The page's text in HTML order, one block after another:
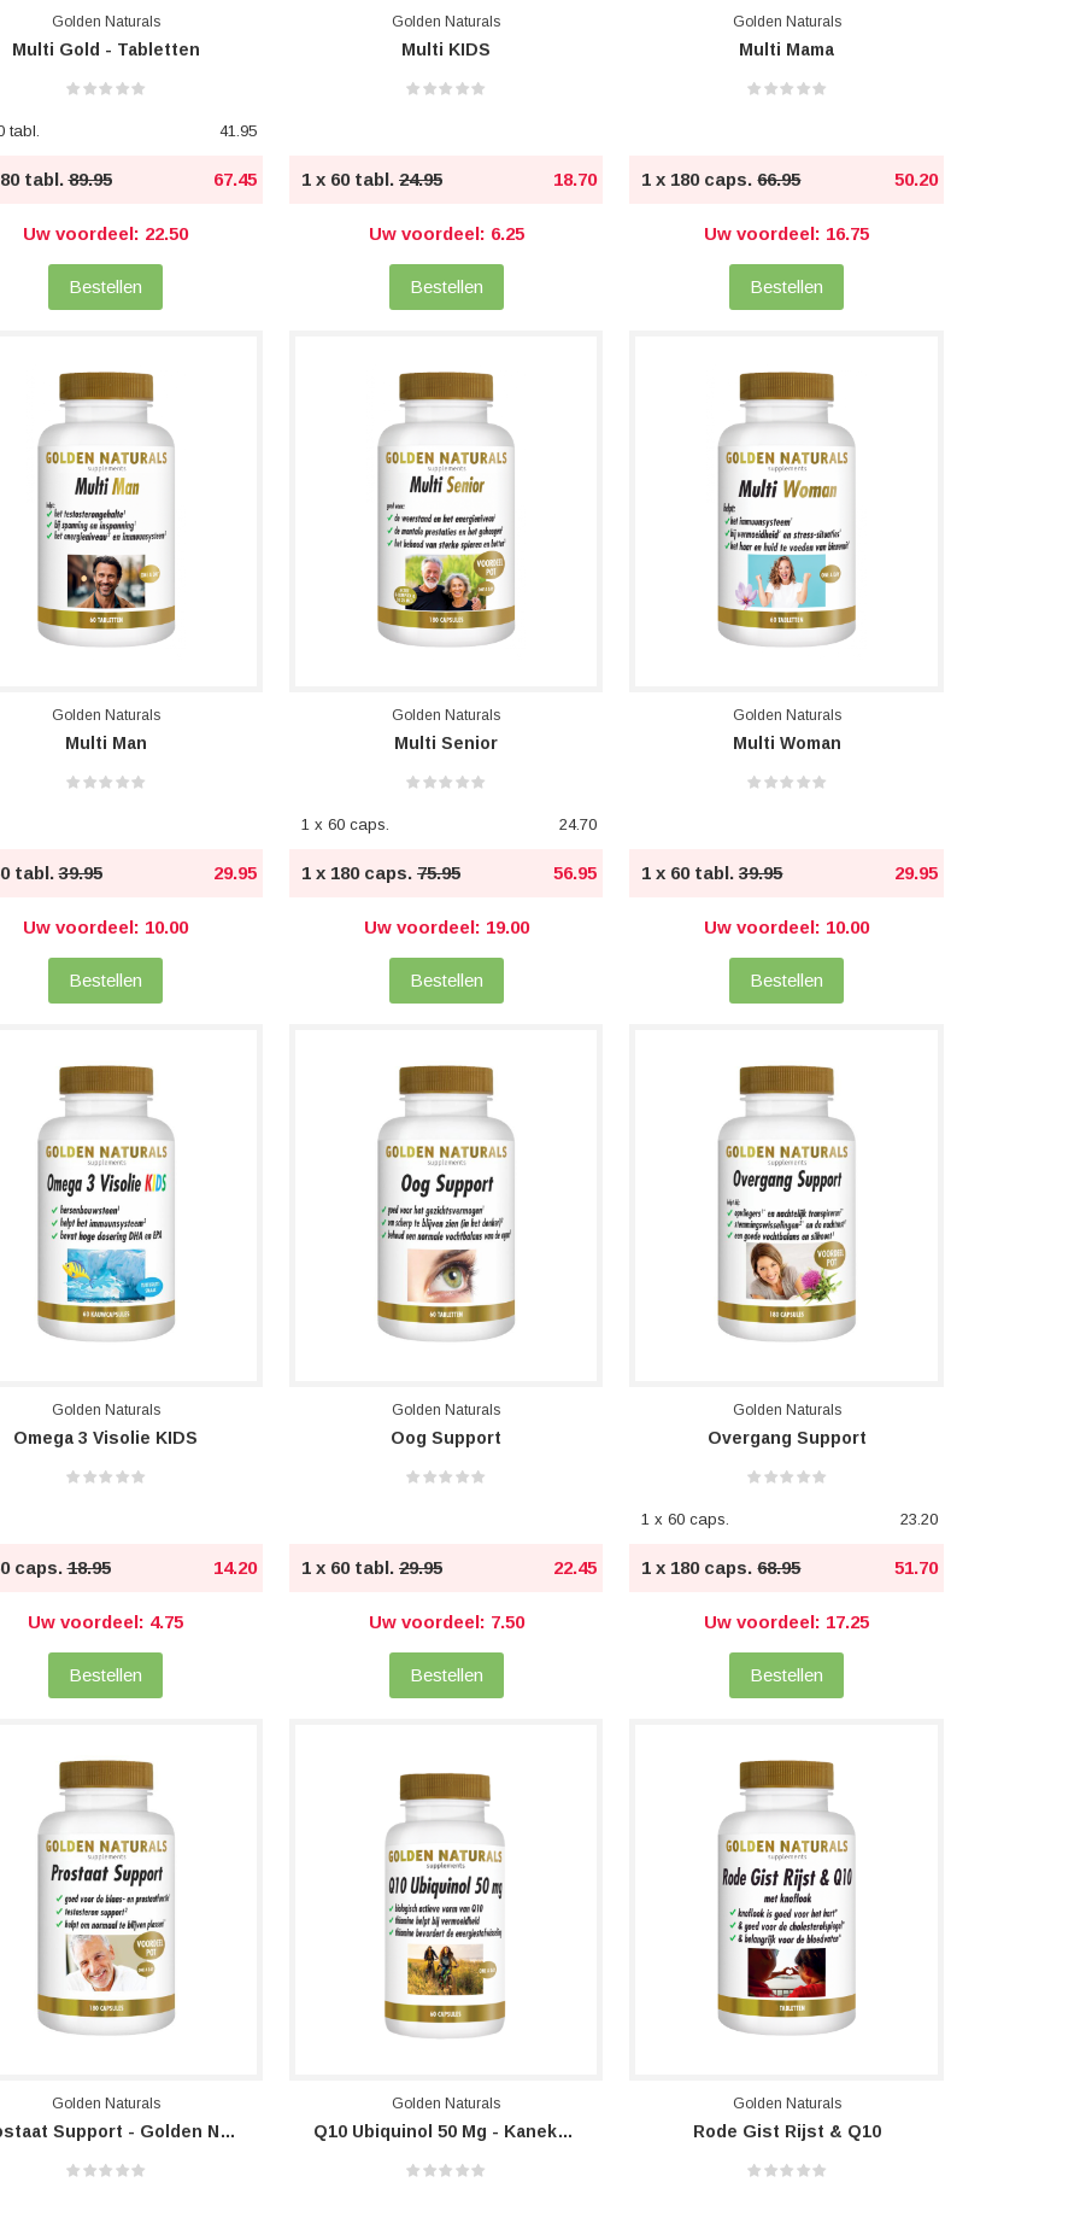
Golden Naturals
Multi Gold - Tabletten
tabl. 41.95
tabl.89.95 67.45
Uw voordeel: 22.50
Bestellen
Golden Naturals
Multi KIDS
1 x 60 tabl. 24.95 18.70
Uw voordeel: 6.25
Bestellen
Golden Naturals
Multi Mama
1 x 180 caps.66.95 50.20
Uw voordeel: 16.75
Bestellen
Golden Naturals
Multi Man
tabl.39.95 29.95
Uw voordeel: 10.00
Bestellen
Golden Naturals
Multi Senior
1 x 60 caps. 24.70
1 x 180 caps. 75.95 56.95
Uw voordeel: 19.00
Bestellen
Golden Naturals
Multi Woman
1 x 60 tabl.39.95 29.95
Uw voordeel: 10.00
Bestellen
Golden Naturals
Omega 3 Visolie KIDS
caps.18.95 14.20
Uw voordeel: 4.75
Bestellen
Golden Naturals
Oog Support
1 x 60 tabl. 29.95 22.45
Uw voordeel: 7.50
Bestellen
Golden Naturals
Overgang Support
1 x 60 caps. 23.20
1 x 180 caps.68.95 51.70
Uw voordeel: 17.25
Bestellen
Golden Naturals
Prostaat Support - Golden Naturals
Golden Naturals
Q10 Ubiquinol 50 Mg - KanekaQH®
Golden Naturals
Rode Gist Rijst & Q10